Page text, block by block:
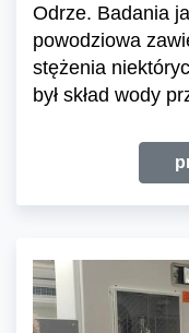
Odrze. Badania
powodziowa
stężenia
był skład wody